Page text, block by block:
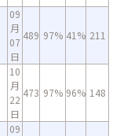
09
月
07
日
489 97% 41% 211
10
月
22
日
473 97% 96% 148
09